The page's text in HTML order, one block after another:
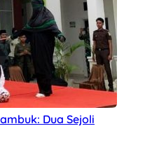
Dua Sejoli